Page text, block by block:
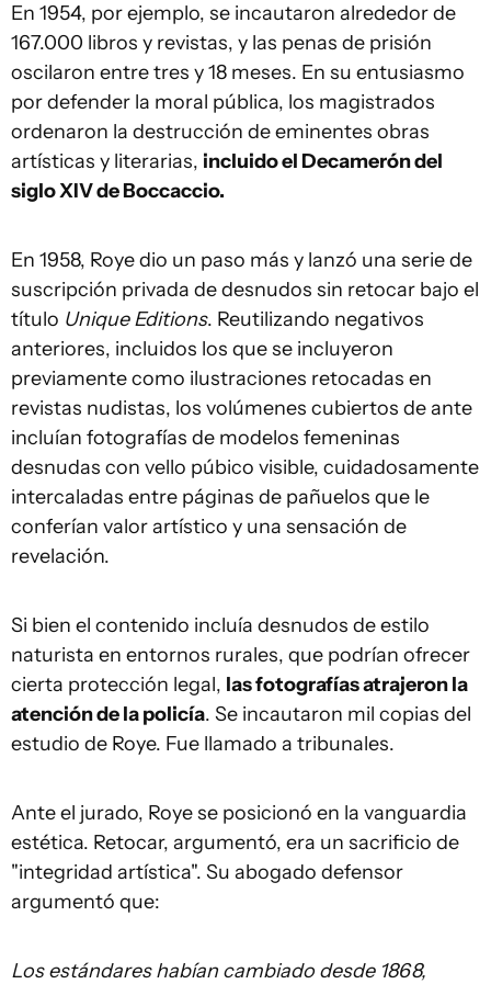
En 1954, por ejemplo, se incautaron alrededor de
167.000 libros y revistas, y las penas de prisión
oscilaron entre tres y 18 meses. En su entusiasmo
por defender la moral pública, los magistrados
ordenaron la destrucción de eminentes obras
artísticas y literarias, incluido el Decamerón del
siglo XIV de Boccaccio.
En 1958, Roye dio un paso más y lanzó una serie de
suscripción privada de desnudos sin retocar bajo el
título Unique Editions. Reutilizando negativos
anteriores, incluidos los que se incluyeron
previamente como ilustraciones retocadas en
revistas nudistas, los volúmenes cubiertos de ante
incluían fotografías de modelos femeninas
desnudas con vello púbico visible, cuidadosamente
intercaladas entre páginas de pañuelos que le
conferían valor artístico y una sensación de
revelación.
Si bien el contenido incluía desnudos de estilo
naturista en entornos rurales, que podrían ofrecer
cierta protección legal, las fotografías atrajeron la
atención de la policía. Se incautaron mil copias del
estudio de Roye. Fue llamado a tribunales.
Ante el jurado, Roye se posicionó en la vanguardia
estética. Retocar, argumentó, era un sacrificio de
"integridad artística". Su abogado defensor
argumentó que:
Los estándares habían cambiado desde 1868,